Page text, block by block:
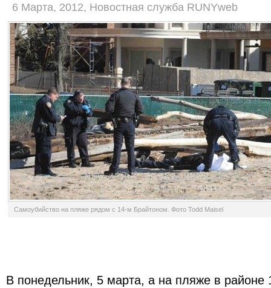
6 Марта, 2012, Новостная служба RUNYweb
Самоубийство на пляже рядом с 14-м Брайтоном. Фото Todd Maisel
В понедельник, 5 марта, а на пляже в районе